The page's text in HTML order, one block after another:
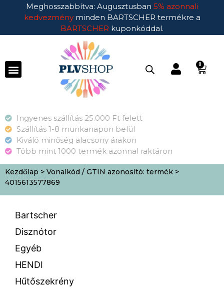
Meghosszabbítva: Augusztusban 5% azonnali
kedvezmény minden BARTSCHER termékre a
BARTSCHER kuponkóddal.
0
Ingyenes szállítás 25.000 Ft felett
Szállítás 1-8 munkanapon belül
Kiváló minőség alacsony árakon
Több mint 1000 termék azonnal raktáron
Kezdőlap > Vonalkód / GTIN azonosító: termék >
4015613577869
Bartscher
Disznótor
Egyéb
HENDI
Hűtőszekrény